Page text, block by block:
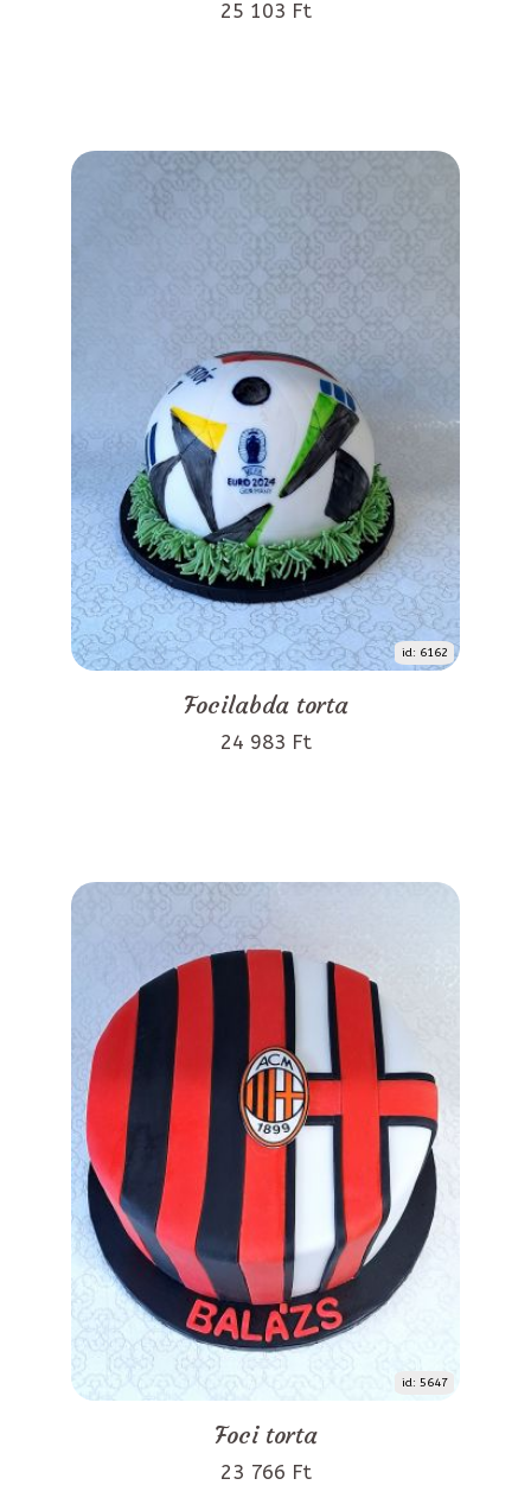
25 103 Ft
id: 6162
Focilabda torta
24 983 Ft
id: 5647
Foci torta
23 766 Ft